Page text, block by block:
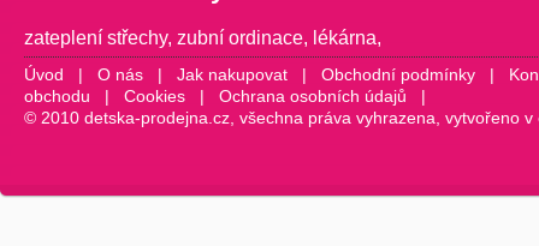
zateplení střechy, zubní ordinace, lékárna,
Úvod | O nás | Jak nakupovat | Obchodní podmínky |
obchodu | Cookies | Ochrana osobních údajů |
© 2010 detska-prodejna.cz, všechna práva vyhrazena, vytvořeno v